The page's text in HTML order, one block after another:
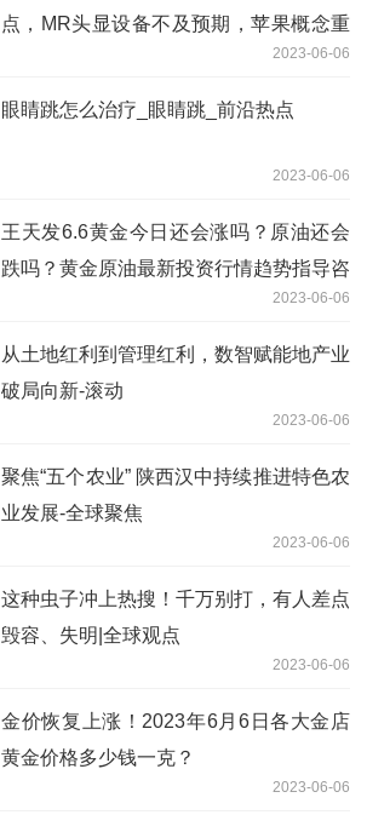
点，MR头显设备不及预期，苹果概念重
挫！地产股逆势飘红，半导体、电力走低
2023-06-06
眼睛跳怎么治疗_眼睛跳_前沿热点
2023-06-06
王天发6.6黄金今日还会涨吗？原油还会
跌吗？黄金原油最新投资行情趋势指导咨
2023-06-06
从土地红利到管理红利，数智赋能地产业
破局向新-滚动
2023-06-06
聚焦“五个农业” 陕西汉中持续推进特色农
业发展-全球聚焦
2023-06-06
这种虫子冲上热搜！千万别打，有人差点
毁容、失明|全球观点
2023-06-06
金价恢复上涨！2023年6月6日各大金店
黄金价格多少钱一克？
2023-06-06